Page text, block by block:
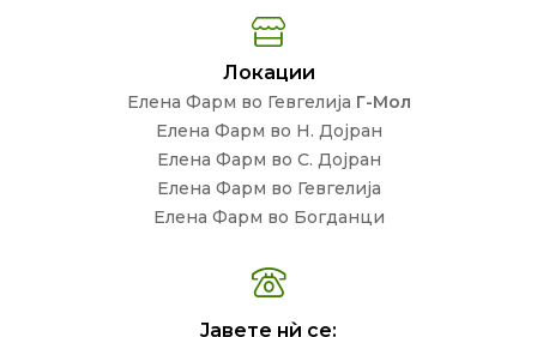
Локации
Елена Фарм во Гевгелија Г-Мол
Елена Фарм во Н. Дојран
Елена Фарм во С. Дојран
Елена Фарм во Гевгелија
Елена Фарм во Богданци
Јавете нѝ се: